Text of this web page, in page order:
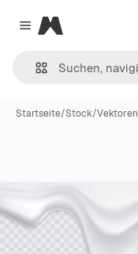
Close menu
Magnific
Startseite/Stock/Vektoren